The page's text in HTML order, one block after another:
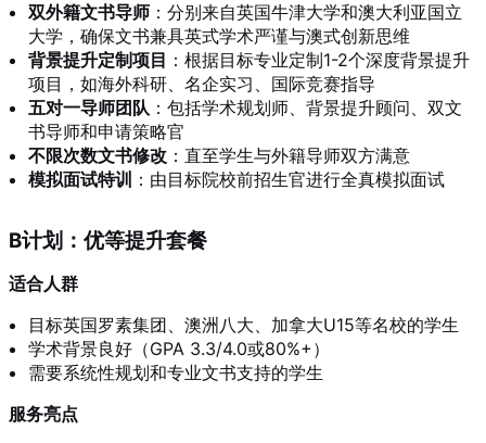
双外籍文书导师 ：分别来自英国牛津大学和澳大利亚国立
大学，确保文书兼具英式学术严谨与澳式创新思维
背景提升定制项目 ：根据目标专业定制1-2个深度背景提升
项目，如海外科研、名企实习、国际竞赛指导
五对一导师团队 ：包括学术规划师、背景提升顾问、双文
书导师和申请策略官
不限次数文书修改 ：直至学生与外籍导师双方满意
模拟面试特训 ：由目标院校前招生官进行全真模拟面试
B计划：优等提升套餐
适合人群
目标英国罗素集团、澳洲八大、加拿大U15等名校的学生
学术背景良好（GPA 3.3/4.0或80%+）
需要系统性规划和专业文书支持的学生
服务亮点